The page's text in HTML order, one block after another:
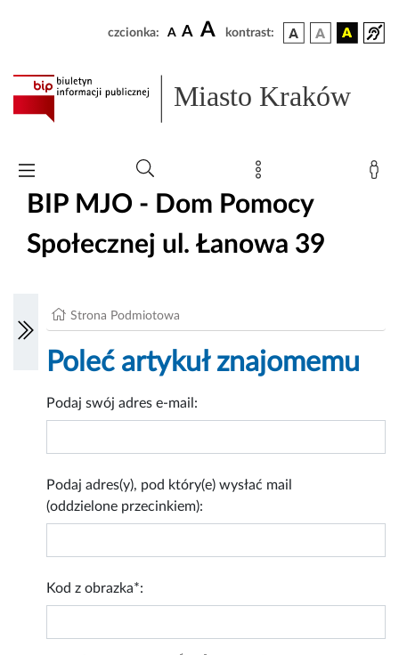
czcionka: A A A kontrast:
Miasto Kraków
BIP MJO - Dom Pomocy
Społecznej ul. Łanowa 39
Strona Podmiotowa
Poleć artykuł znajomemu
Podaj swój adres e-mail:
Podaj adres(y), pod który(e) wysłać mail
(oddzielone przecinkiem):
Kod z obrazka*: